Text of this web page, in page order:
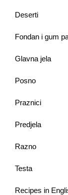
Deserti
Fondan i gum
Glavna jela
Posno
Praznici
Predjela
Razno
Testa
Recipes in